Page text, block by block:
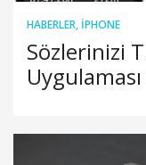
HABERLER, IPHONE
Sözlerinizi